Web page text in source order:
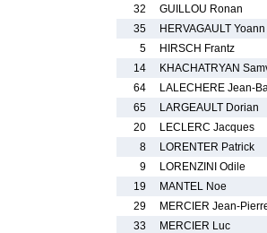
32
GUILLOU Ronan
35
HERVAGAULT Yoann
5
HIRSCH Frantz
14
KHACHATRYAN
64
LALECHERE Jean-
65
LARGEAULT Dorian
20
LECLERC Jacques
8
LORENTER Patrick
9
LORENZINI Odile
19
MANTEL Noe
29
MERCIER Jean-
33
MERCIER Luc